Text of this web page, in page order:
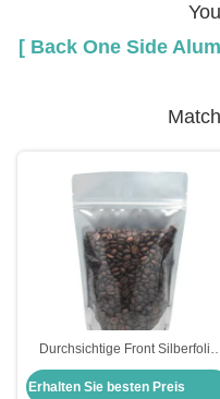
[ Back One Side
Durchsichtige Front Silberfolie
Stehen Sie auf Tasche
Hitze Siegel Gravure gedruckte
Erhalten Sie besten Preis